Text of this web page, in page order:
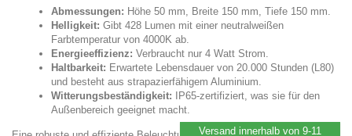
Abmessungen: Höhe 50 mm, Breite 150 mm, Tiefe 150 mm.
Helligkeit: Gibt 428 Lumen mit einer neutralweißen
Farbtemperatur von 4000K ab.
Energieeffizienz: Verbraucht nur 4 Watt Strom.
Haltbarkeit: Erwartete Lebensdauer von 20.000 Stunden (L80)
und besteht aus strapazierfähigem Aluminium.
Witterungsbeständigkeit: IP65-zertifiziert, was sie für den
Außenbereich geeignet macht.
Versand innerhalb von 9-11